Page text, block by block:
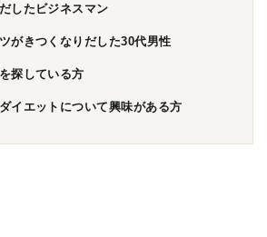
したビジネスマン
がきつくなりだした30代男性
探している方
イエットについて興味がある方